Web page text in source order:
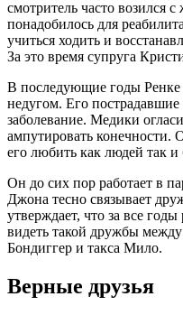
смотритель часто возился
понадобилось для
учиться ходить и
За это время супруга
В последующие годы Ренке
недугом. Его
заболевание. Медики
ампутировать конечности.
его любить как людей так
Он до сих пор работает в
Джона тесно связывает
утверждает, что за все
видеть такой дружбы
Бондиггер и такса Мило.
Верные друзья